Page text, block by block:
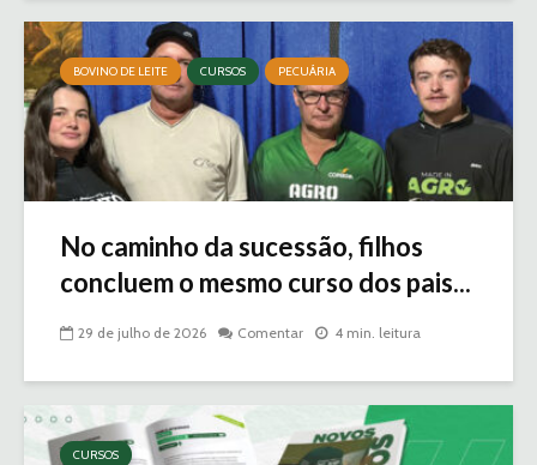
BOVINO DE LEITE CURSOS PECUÁRIA
No caminho da sucessão, filhos
concluem o mesmo curso dos pais...
29 de julho de 2026 Comentar 4 min. leitura
CURSOS